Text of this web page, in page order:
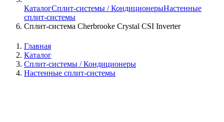
КаталогСплит-системы / КондиционерыНастенные
сплит-системы
Сплит-система Cherbrooke Crystal CSI Inverter
Главная
Каталог
Сплит-системы / Кондиционеры
Настенные сплит-системы